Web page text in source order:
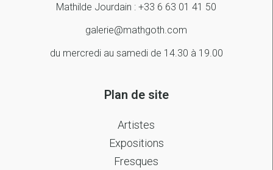
Mathilde Jourdain : +33 6 63 01 41 50
galerie@mathgoth.com
du mercredi au samedi de 14.30 à 19.00
Plan de site
Artistes
Expositions
Fresques